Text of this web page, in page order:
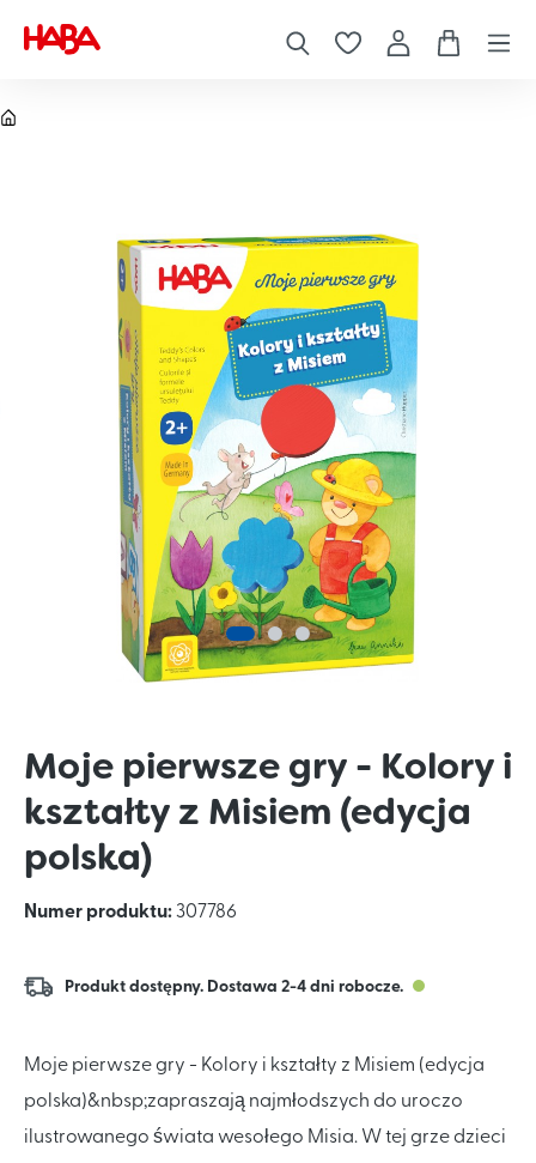
Moje pierwsze gry - Kolory i
kształty z Misiem (edycja
polska)
Numer produktu:307786
Produkt dostępny. Dostawa 2-4 dni robocze.
Moje pierwsze gry - Kolory i kształty z Misiem (edycja
polska)&nbsp;zapraszają najmłodszych do uroczo
ilustrowanego świata wesołego Misia. W tej grze dzieci